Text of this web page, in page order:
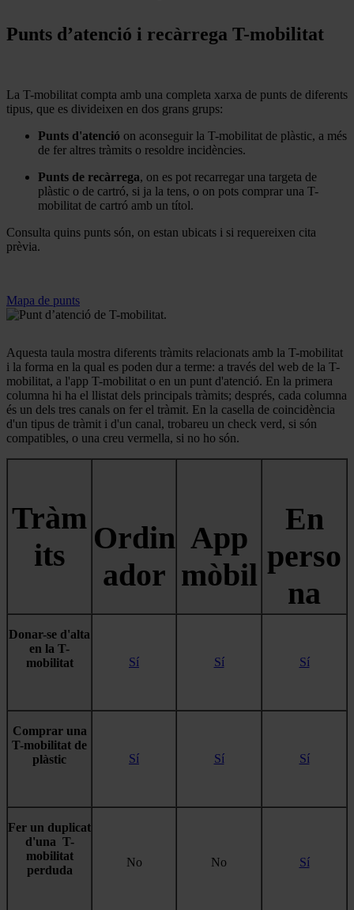
Punts d’atenció i recàrrega T-mobilitat
La T-mobilitat compta amb una completa xarxa de punts de diferents
tipus, que es divideixen en dos grans grups:
Punts d'atenció on aconseguir la T-mobilitat de plàstic, a més
de fer altres tràmits o resoldre incidències.
Punts de recàrrega, on es pot recarregar una targeta de
plàstic o de cartró, si ja la tens, o on pots comprar una T-
mobilitat de cartró amb un títol.
Consulta quins punts són, on estan ubicats i si requereixen cita
prèvia.
Mapa de punts
Aquesta taula mostra diferents tràmits relacionats amb la T-mobilitat
i la forma en la qual es poden dur a terme: a través del web de la T-
mobilitat, a l'app T-mobilitat o en un punt d'atenció. En la primera
columna hi ha el llistat dels principals tràmits; després, cada columna
és un dels tres canals on fer el tràmit. En la casella de coincidència
d'un tipus de tràmit i d'un canal, trobareu un check verd, si són
compatibles, o una creu vermella, si no ho són.
Tràm
its
Ordin
ador
App
mòbil
En
perso
na
Donar-se d'alta
en la T-
mobilitat
Sí Sí Sí
Comprar una
T-mobilitat de
plàstic
Sí Sí Sí
Fer un duplicat
d'una T-
mobilitat
perduda
No No Sí